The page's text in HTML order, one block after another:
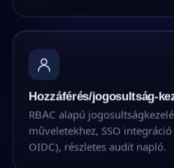
Hozzáférés/jogosultság-
RBAC alapú
műveletekhez, SSO
OIDC), részletes audit napló.